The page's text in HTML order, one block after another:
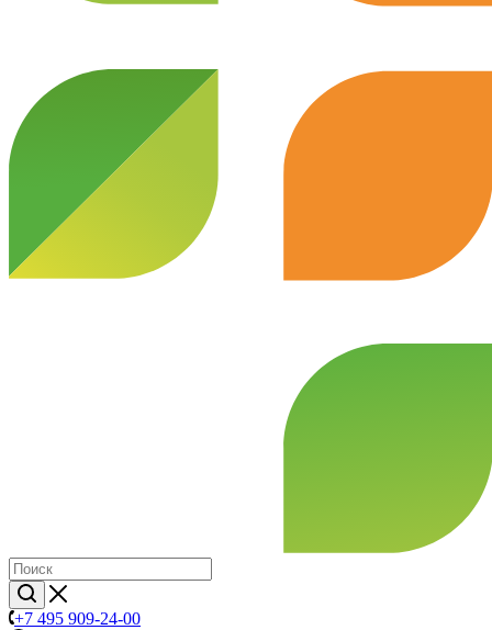
+7 495 909-24-00